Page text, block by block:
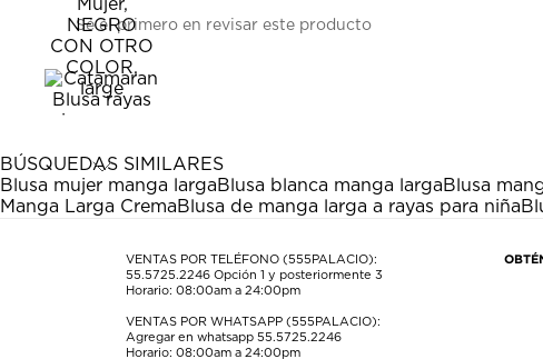
Seleccionar
para
calificar
el
artículo
estrella
Esta
acción
abrirá
formulario
Seleccionar
para
calificar
el
artículo
con
estrellas.
Esta
acción
abrirá
formulario
de
para
el
estrellas.
Esta
acción
abrirá
formulario
de
para
estrellas.
Esta
acción
abrirá
formulario
de
para
Esta
acción
abrirá
formulario
de
envío.
Sé el primero en revisar este producto
BÚSQUEDAS SIMILARES
Blusa mujer manga largaBlusa blanca manga largaBlusa
Manga Larga CremaBlusa de manga larga a rayas para niña
VENTAS POR TELÉFONO (555PALACIO):
55.5725.2246 Opción 1 y posteriormente 3
Horario: 08:00am a 24:00pm
VENTAS POR WHATSAPP (555PALACIO):
Agregar en whatsapp 55.5725.2246
Horario: 08:00am a 24:00pm